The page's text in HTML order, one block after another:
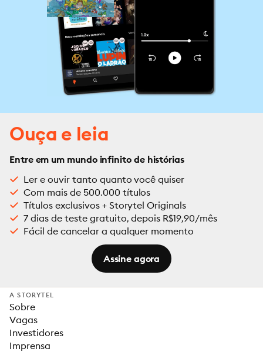
Ouça e leia
Entre em um mundo infinito de histórias
Ler e ouvir tanto quanto você quiser
Com mais de 500.000 títulos
Títulos exclusivos + Storytel Originals
7 dias de teste gratuito, depois R$19,90/mês
Fácil de cancelar a qualquer momento
Assine agora
A STORYTEL
Sobre
Vagas
Investidores
Imprensa